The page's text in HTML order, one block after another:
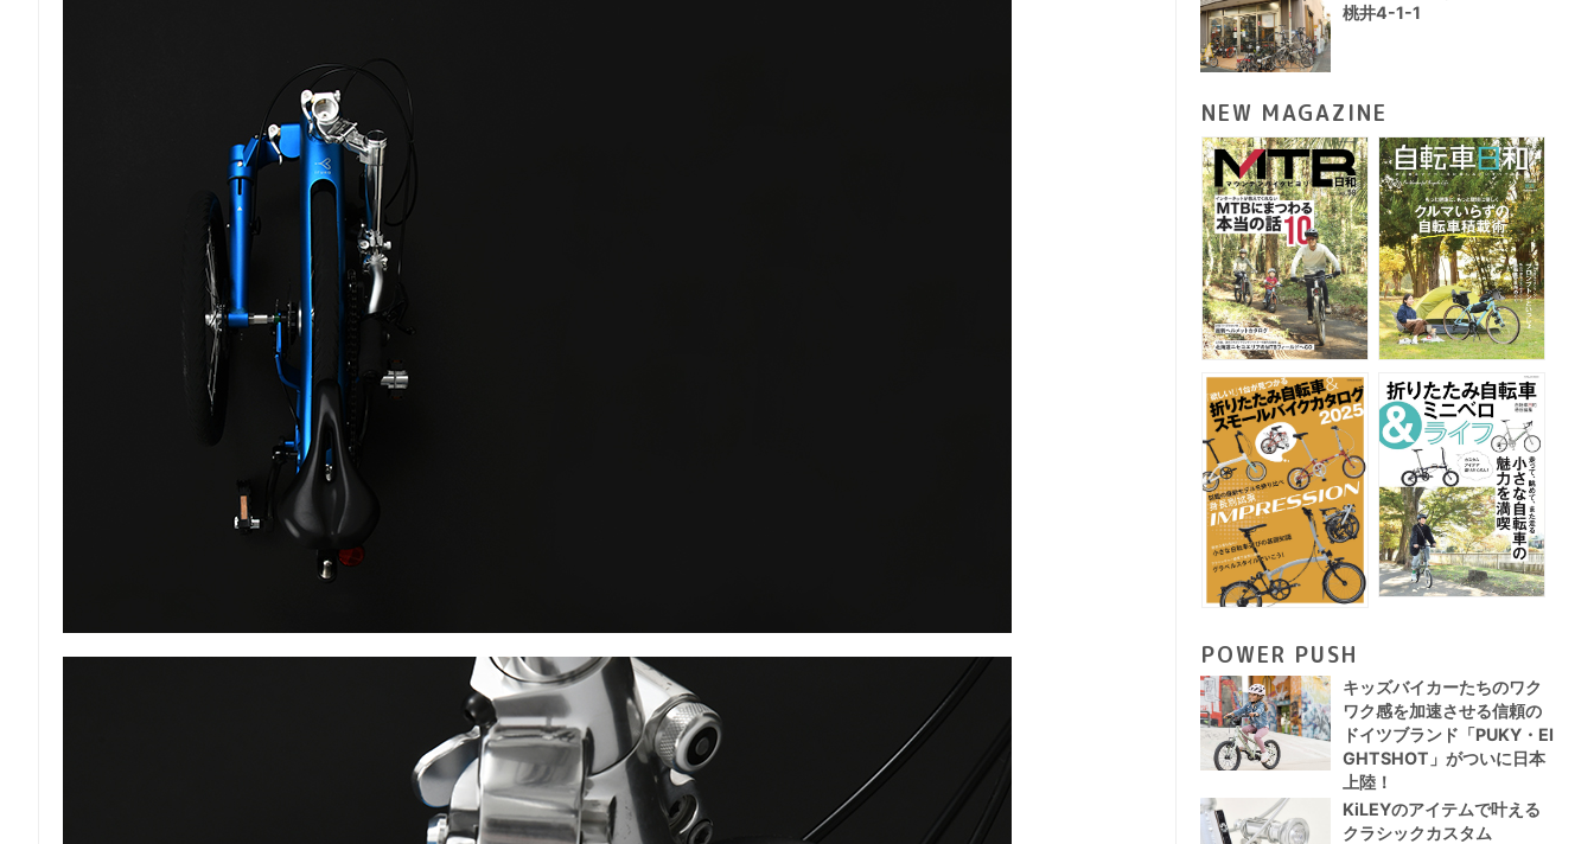
桃井4-1-1
NEW MAGAZINE
POWER PUSH
キッズバイカーたちのワク
ワク感を加速させる信頼の
ドイツブランド「PUKY・EI
GHTSHOT」がついに日本
上陸！
KiLEYのアイテムで叶える
クラシックカスタム